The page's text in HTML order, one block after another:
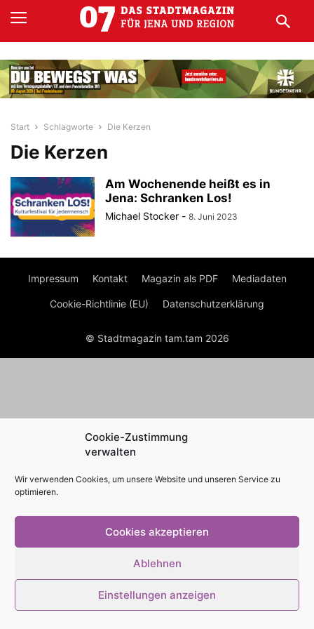
Cookie-Zustimmung
verwalten
Wir verwenden Cookies, um unsere Website und unseren Service zu
optimieren.
Cookies akzeptieren
Ablehnen
Einstellungen anzeigen
Start Schlagworte Die Kerzen
Die Kerzen
Am Wochenende heißt es in
Jena: Schranken Los!
Michael Stocker - 8. Juni 2023
Impressum Kontakt Magazin als PDF Mediadaten
Cookie-Richtlinie (EU) Datenschutzerklärung
© Stadtmagazin tam.tam 2026